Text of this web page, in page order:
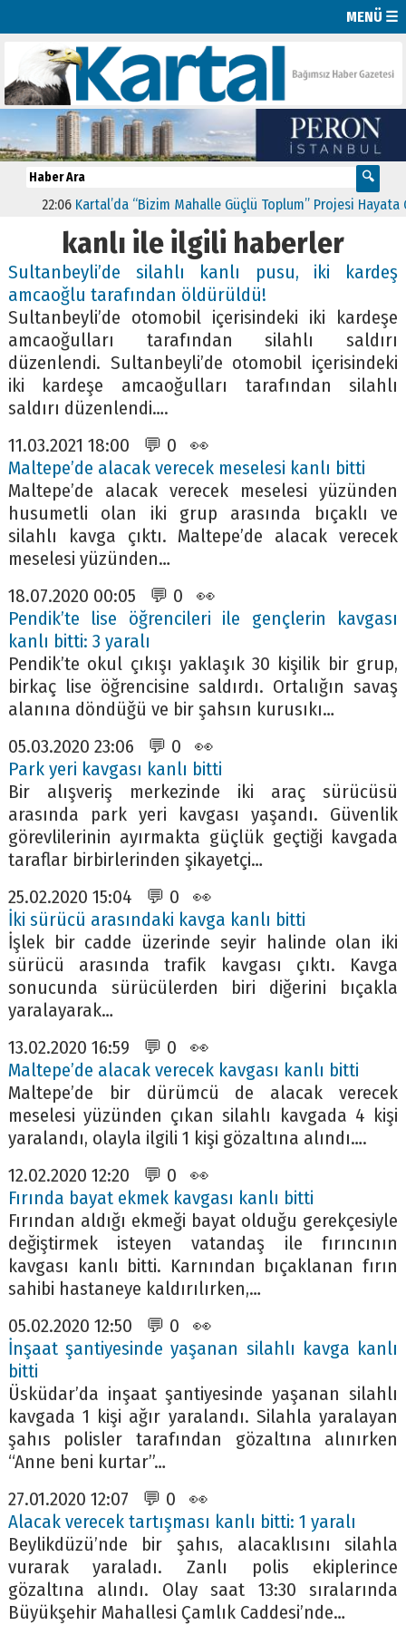
MENÜ ☰
22:06 Kartal’da “Bizim Mahalle Güçlü Toplum” Projesi Hayata
kanlı ile ilgili haberler
Sultanbeyli’de silahlı kanlı pusu, iki kardeş
amcaoğlu tarafından öldürüldü!
Sultanbeyli’de otomobil içerisindeki iki kardeşe
amcaoğulları tarafından silahlı saldırı
düzenlendi. Sultanbeyli’de otomobil içerisindeki
iki kardeşe amcaoğulları tarafından silahlı
saldırı düzenlendi….
11.03.2021 18:00 💬 0 👀
Maltepe’de alacak verecek meselesi kanlı bitti
Maltepe’de alacak verecek meselesi yüzünden
husumetli olan iki grup arasında bıçaklı ve
silahlı kavga çıktı. Maltepe’de alacak verecek
meselesi yüzünden…
18.07.2020 00:05 💬 0 👀
Pendik’te lise öğrencileri ile gençlerin kavgası
kanlı bitti: 3 yaralı
Pendik’te okul çıkışı yaklaşık 30 kişilik bir grup,
birkaç lise öğrencisine saldırdı. Ortalığın savaş
alanına döndüğü ve bir şahsın kurusıkı…
05.03.2020 23:06 💬 0 👀
Park yeri kavgası kanlı bitti
Bir alışveriş merkezinde iki araç sürücüsü
arasında park yeri kavgası yaşandı. Güvenlik
görevlilerinin ayırmakta güçlük geçtiği kavgada
taraflar birbirlerinden şikayetçi…
25.02.2020 15:04 💬 0 👀
İki sürücü arasındaki kavga kanlı bitti
İşlek bir cadde üzerinde seyir halinde olan iki
sürücü arasında trafik kavgası çıktı. Kavga
sonucunda sürücülerden biri diğerini bıçakla
yaralayarak…
13.02.2020 16:59 💬 0 👀
Maltepe’de alacak verecek kavgası kanlı bitti
Maltepe’de bir dürümcü de alacak verecek
meselesi yüzünden çıkan silahlı kavgada 4 kişi
yaralandı, olayla ilgili 1 kişi gözaltına alındı….
12.02.2020 12:20 💬 0 👀
Fırında bayat ekmek kavgası kanlı bitti
Fırından aldığı ekmeği bayat olduğu gerekçesiyle
değiştirmek isteyen vatandaş ile fırıncının
kavgası kanlı bitti. Karnından bıçaklanan fırın
sahibi hastaneye kaldırılırken,…
05.02.2020 12:50 💬 0 👀
İnşaat şantiyesinde yaşanan silahlı kavga kanlı
bitti
Üsküdar’da inşaat şantiyesinde yaşanan silahlı
kavgada 1 kişi ağır yaralandı. Silahla yaralayan
şahıs polisler tarafından gözaltına alınırken
“Anne beni kurtar”…
27.01.2020 12:07 💬 0 👀
Alacak verecek tartışması kanlı bitti: 1 yaralı
Beylikdüzü’nde bir şahıs, alacaklısını silahla
vurarak yaraladı. Zanlı polis ekiplerince
gözaltına alındı. Olay saat 13:30 sıralarında
Büyükşehir Mahallesi Çamlık Caddesi’nde…